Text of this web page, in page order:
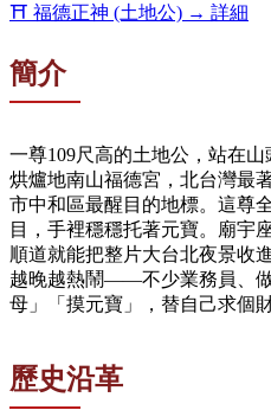
⛩️ 福德正神 (土地公) → 詳細
簡介
一尊109尺高的土地公，站在
烘爐地南山福德宮，北台灣最
市中和區最醒目的地標。這尊
目，手裡穩穩托著元寶。廟宇
順道就能把整片大台北夜景收
越晚越熱鬧——不少業務員、
母」「摸元寶」，替自己求個
歷史沿革